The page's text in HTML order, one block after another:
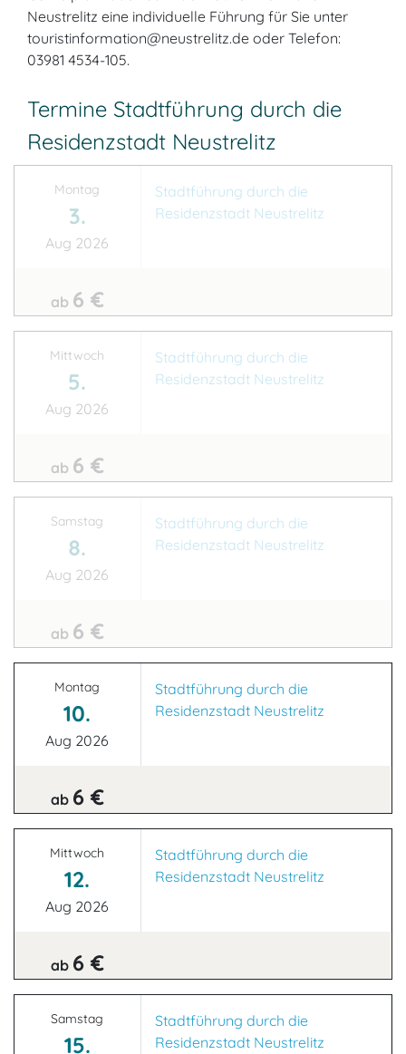
Neustrelitz eine individuelle Führung für Sie unter
touristinformation@neustrelitz.de oder Telefon:
03981 4534-105.
Termine Stadtführung durch die
Residenzstadt Neustrelitz
Montag
3.
Aug 2026
Stadtführung durch die
Residenzstadt Neustrelitz
ab 6 €
Mittwoch
5.
Aug 2026
Stadtführung durch die
Residenzstadt Neustrelitz
ab 6 €
Samstag
8.
Aug 2026
Stadtführung durch die
Residenzstadt Neustrelitz
ab 6 €
Montag
10.
Aug 2026
Stadtführung durch die
Residenzstadt Neustrelitz
ab 6 €
Mittwoch
12.
Aug 2026
Stadtführung durch die
Residenzstadt Neustrelitz
ab 6 €
Samstag
15.
Stadtführung durch die
Residenzstadt Neustrelitz